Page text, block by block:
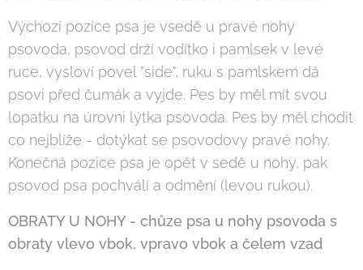
Výchozí pozice psa je vsedě u pravé nohy
psovoda, psovod drží vodítko i pamlsek v levé
ruce, vysloví povel "side", ruku s pamlskem dá
psovi před čumák a vyjde. Pes by měl mít svou
lopatku na úrovni lýtka psovoda. Pes by měl chodit
co nejblíže - dotýkat se psovodovy pravé nohy.
Konečná pozice psa je opět v sedě u nohy, pak
psovod psa pochválí a odmění (levou rukou).
OBRATY U NOHY - chůze psa u nohy psovoda s
obraty vlevo vbok, vpravo vbok a čelem vzad